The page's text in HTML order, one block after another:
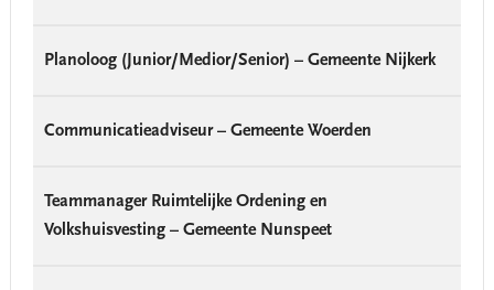
Planoloog (Junior/Medior/Senior) – Gemeente Nijkerk
Communicatieadviseur – Gemeente Woerden
Teammanager Ruimtelijke Ordening en
Volkshuisvesting – Gemeente Nunspeet